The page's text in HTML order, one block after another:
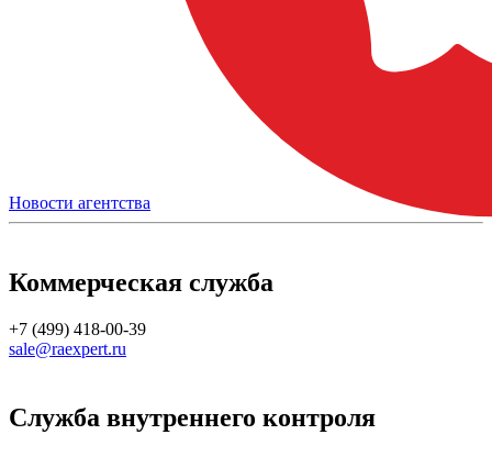
Новости агентства
Коммерческая служба
+7 (499) 418-00-39
sale@raexpert.ru
Служба внутреннего контроля